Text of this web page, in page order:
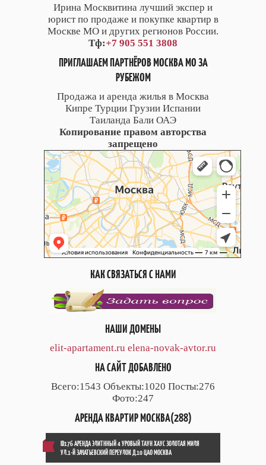
Ирина Москвитина лучший экспер и
юрист по продаже и покупке квартир в
Москве МО и других регионов России.
Тф:+7 905 551 3808
ПРИГЛАШАЕМ ПАРТНЁРОВ МОСКВА МО ЗА
РУБЕЖОМ
Продажа и аренда жилья в Москва
Кипре Турции Грузии Испании
Таиланда Бали ОАЭ
Копирование правом авторства
запрещено
КАК СВЯЗАТЬСЯ С НАМИ
НАШИ ДОМЕНЫ
elit-apartament.ru elena-novak-avtor.ru
НА САЙТ ДОБАВЛЕНО
Всего:1543 Объекты:1020 Посты:276
Фото:247
АРЕНДА КВАРТИР МОСКВА(288)
ID176 АРЕНДА ЭЛИТННЫЙ 4 УРОВЫЙ ТАУН ХАУС ЗОЛОТАЯ МИЛЯ
УЛ.1-Й ЗАЧАТЬЕВСКИЙ ПЕРЕУЛОК Д.10 ЦАО МОСКВА